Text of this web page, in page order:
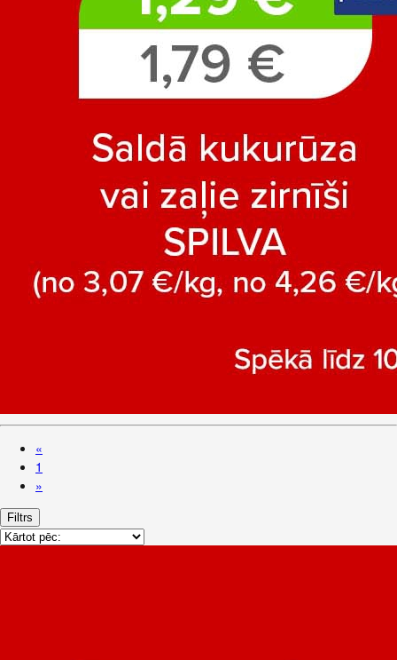
«
1
»
Filtrs